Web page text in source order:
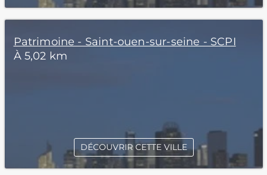
Patrimoine - Saint-ouen-sur-seine - SCPI
À 5,02 km
DÉCOUVRIR CETTE VILLE